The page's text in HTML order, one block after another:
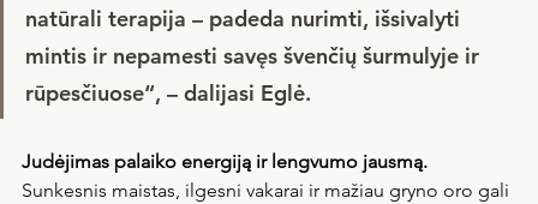
natūrali terapija – padeda nurimti, išsivalyti
mintis ir nepamesti savęs švenčių šurmulyje ir
rūpesčiuose“, – dalijasi Eglė.
Judėjimas palaiko energiją ir lengvumo jausmą.
Sunkesnis maistas, ilgesni vakarai ir mažiau gryno oro gali